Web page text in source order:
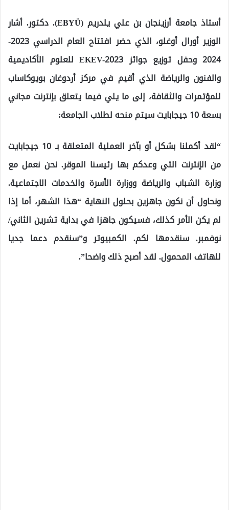
أستاذ جامعة أرزينجان بن علي يلدريم (EBYÜ). دكتور. أشار
الوزير أورال أوغلو، الذي حضر افتتاح العام الدراسي 2023-
2024 وحفل توزيع جوائز EKEV-2023 للعلوم الأكاديمية
والفنون والرياضة الذي أقيم في مركز أردوغان بويوكاساب
للمؤتمرات والثقافة، إلى ما يلي فيما يتعلق بإنترنت مجاني
بسعة 10 جيجابايت سيتم منحه لطلاب الجامعة:
“لقد أكملنا بشكل أو بآخر العملية المتعلقة بـ 10 جيجابايت
من الإنترنت التي وعدكم بها رئيسنا الموقر. نحن نعمل مع
وزارة الشباب والرياضة ووزارة الأسرة والخدمات الاجتماعية.
ونحاول أن نكون جاهزين بحلول النهاية “هذا الشهر، أما إذا
لم يكن الأمر كذلك، فسيكون جاهزا في بداية تشرين الثاني/
نوفمبر. سنقدمها لكم. الكمبيوتر و”سنقدم دعما جديا
للهاتف المحمول. لقد أصبح ذلك واضحا”.